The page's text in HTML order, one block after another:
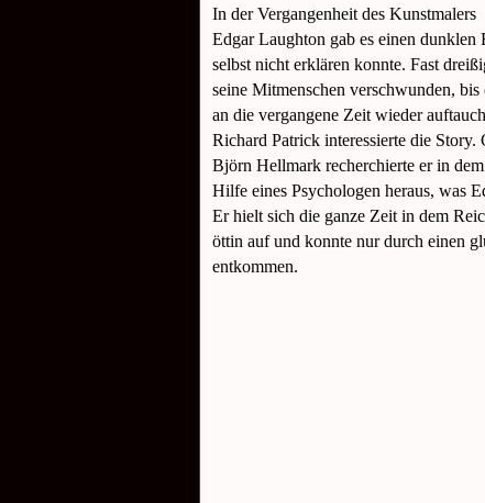
In der Vergangenheit des Kunstmalers
Edgar Laughton gab es einen dunklen
selbst nicht erklären konnte. Fast
seine Mitmenschen verschwunden,
an die vergangene Zeit wieder
Richard Patrick interessierte die Story.
Björn Hellmark recherchierte er in
Hilfe eines Psychologen heraus, was
Er hielt sich die ganze Zeit in dem
öttin auf und konnte nur durch einen
entkommen.